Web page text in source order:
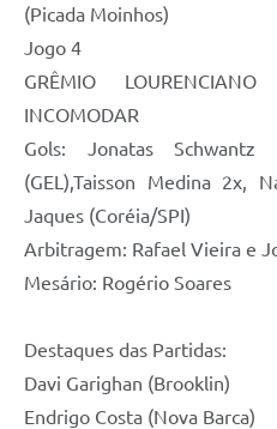
(Picada Moinhos)
Jogo 4
GRÊMIO
INCOMODAR
Gols: Jonatas
(GEL),Taisson Medina 2x,
Jaques (Coréia/SPI)
Arbitragem: Rafael Vieira e
Mesário: Rogério Soares
Destaques das Partidas:
Davi Garighan (Brooklin)
Endrigo Costa (Nova Barca)